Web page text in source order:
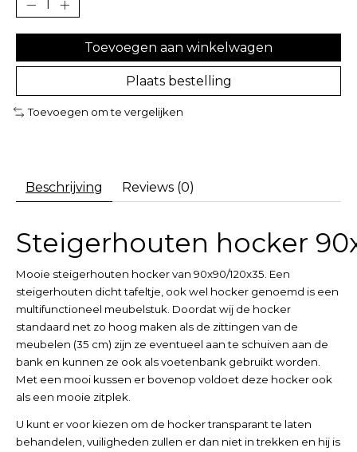
Toevoegen aan winkelwagen
Plaats bestelling
Toevoegen om te vergelijken
Beschrijving Reviews (0)
Steigerhouten hocker
Mooie steigerhouten hocker van 90x90/120x35. Een
steigerhouten dicht tafeltje, ook wel hocker genoemd is een
multifunctioneel meubelstuk. Doordat wij de hocker
standaard net zo hoog maken als de zittingen van de
meubelen (35 cm) zijn ze eventueel aan te schuiven aan de
bank en kunnen ze ook als voetenbank gebruikt worden.
Met een mooi kussen er bovenop voldoet deze hocker ook
als een mooie zitplek.
U kunt er voor kiezen om de hocker transparant te laten
behandelen, vuiligheden zullen er dan niet in trekken en hij is